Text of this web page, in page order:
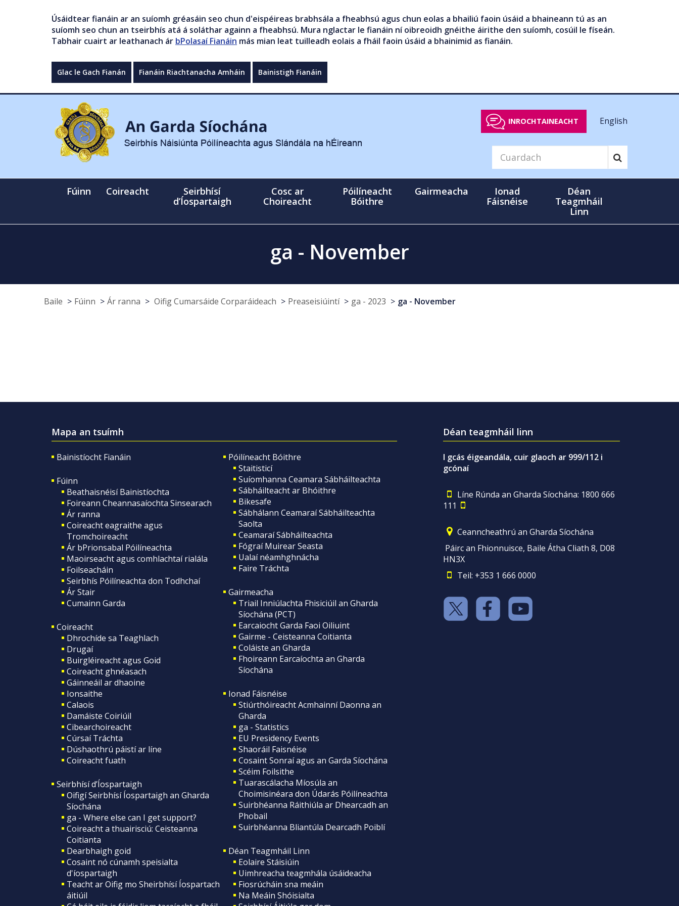
Úsáidtear fianáin ar an suíomh gréasáin seo chun d'eispéireas brabhsála a fheabhsú agus chun eolas a bhailiú faoin úsáid a bhaineann tú as an
suíomh seo chun an tseirbhís atá á soláthar againn a fheabhsú. Mura nglactar le fianáin ní oibreoidh gnéithe áirithe den suíomh, cosúil le físeán.
Tabhair cuairt ar leathanach ár bPolasaí Fianáin más mian leat tuilleadh eolais a fháil faoin úsáid a bhainimid as fianáin.
Glac le Gach Fianán Fianáin Riachtanacha Amháin Bainistigh Fianáin
INROCHTAINEACHT English
Fúinn Coireacht
Seirbhísí
d’Íospartaigh
Cosc ar
Choireacht
Póilíneacht
Bóithre
Gairmeacha
Ionad
Fáisnéise
Déan
Teagmháil
Linn
ga - November
Baile Fúinn Ár ranna Oifig Cumarsáide Corparáideach Preaseisiúintí ga - 2023 ga - November
Mapa an tsuímh
Bainistíocht Fianáin
Fúinn
Beathaisnéisí Bainistíochta
Foireann Cheannasaíochta Sinsearach
Ár ranna
Coireacht eagraithe agus
Tromchoireacht
Ár bPrionsabal Póilíneachta
Maoirseacht agus comhlachtaí rialála
Foilseacháin
Seirbhís Póilíneachta don Todhchaí
Ár Stair
Cumainn Garda
Coireacht
Dhrochíde sa Teaghlach
Drugaí
Buirgléireacht agus Goid
Coireacht ghnéasach
Gáinneáil ar dhaoine
Ionsaithe
Calaois
Damáiste Coiriúil
Cibearchoireacht
Cúrsaí Tráchta
Dúshaothrú páistí ar líne
Coireacht fuath
Seirbhísí d’Íospartaigh
Oifigí Seirbhísí Íospartaigh an Gharda
Síochána
ga - Where else can I get support?
Coireacht a thuairisciú: Ceisteanna
Coitianta
Dearbhaigh goid
Cosaint nó cúnamh speisialta
d'íospartaigh
Teacht ar Oifig mo Sheirbhísí Íospartach
áitiúil
Póilíneacht Bóithre
Staitisticí
Suíomhanna Ceamara Sábháilteachta
Sábháilteacht ar Bhóithre
Bikesafe
Sábhálann Ceamaraí Sábháilteachta
Saolta
Ceamaraí Sábháilteachta
Fógraí Muirear Seasta
Ualaí néamhghnácha
Faire Tráchta
Gairmeacha
Triail Inniúlachta Fhisiciúil an Gharda
Síochána (PCT)
Earcaiocht Garda Faoi Oiliuint
Gairme - Ceisteanna Coitianta
Coláiste an Gharda
Fhoireann Earcaíochta an Gharda
Síochána
Ionad Fáisnéise
Stiúrthóireacht Acmhainní Daonna an
Gharda
ga - Statistics
EU Presidency Events
Shaoráil Faisnéise
Cosaint Sonraí agus an Garda Síochána
Scéim Foilsithe
Tuarascálacha Míosúla an
Choimisinéara don Údarás Póilíneachta
Suirbhéanna Ráithiúla ar Dhearcadh an
Phobail
Suirbhéanna Bliantúla Dearcadh Poiblí
Déan Teagmháil Linn
Eolaire Stáisiúin
Uimhreacha teagmhála úsáideacha
Fiosrúcháin sna meáin
Na Meáin Shóisialta
Déan teagmháil linn
I gcás éigeandála, cuir glaoch ar 999/112 i
gcónaí
Líne Rúnda an Gharda Síochána: 1800 666
111
Ceanncheathrú an Gharda Síochána
Páirc an Fhionnuisce, Baile Átha Cliath 8, D08
HN3X
Teil: +353 1 666 0000